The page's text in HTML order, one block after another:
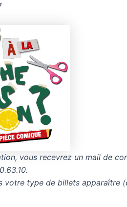
vous recevrez un mail de
votre type de billets apparaître